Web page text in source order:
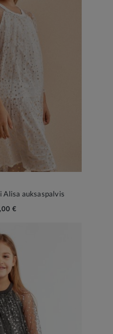
Alisa auksaspalvis
€